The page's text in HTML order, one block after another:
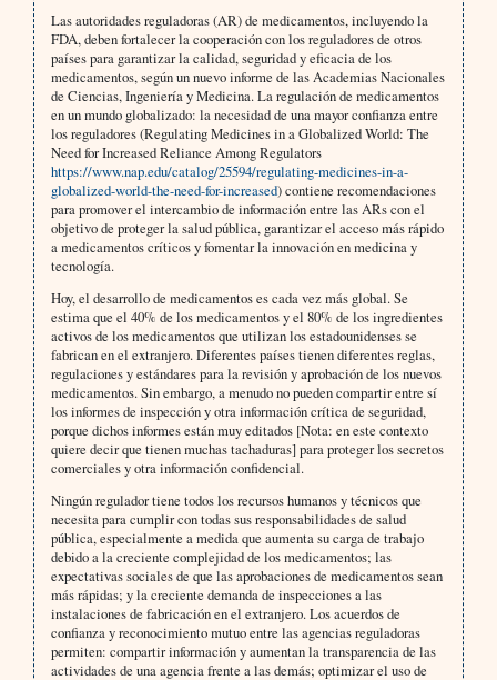
Las autoridades reguladoras (AR) de medicamentos, incluyendo la
FDA, deben fortalecer la cooperación con los reguladores de otros
países para garantizar la calidad, seguridad y eficacia de los
medicamentos, según un nuevo informe de las Academias Nacionales
de Ciencias, Ingeniería y Medicina. La regulación de medicamentos
en un mundo globalizado: la necesidad de una mayor confianza entre
los reguladores (Regulating Medicines in a Globalized World: The
Need for Increased Reliance Among Regulators
https://www.nap.edu/catalog/25594/regulating-medicines-in-a-
globalized-world-the-need-for-increased) contiene recomendaciones
para promover el intercambio de información entre las ARs con el
objetivo de proteger la salud pública, garantizar el acceso más rápido
a medicamentos críticos y fomentar la innovación en medicina y
tecnología.
Hoy, el desarrollo de medicamentos es cada vez más global. Se
estima que el 40% de los medicamentos y el 80% de los ingredientes
activos de los medicamentos que utilizan los estadounidenses se
fabrican en el extranjero. Diferentes países tienen diferentes reglas,
regulaciones y estándares para la revisión y aprobación de los nuevos
medicamentos. Sin embargo, a menudo no pueden compartir entre sí
los informes de inspección y otra información crítica de seguridad,
porque dichos informes están muy editados [Nota: en este contexto
quiere decir que tienen muchas tachaduras] para proteger los secretos
comerciales y otra información confidencial.
Ningún regulador tiene todos los recursos humanos y técnicos que
necesita para cumplir con todas sus responsabilidades de salud
pública, especialmente a medida que aumenta su carga de trabajo
debido a la creciente complejidad de los medicamentos; las
expectativas sociales de que las aprobaciones de medicamentos sean
más rápidas; y la creciente demanda de inspecciones a las
instalaciones de fabricación en el extranjero. Los acuerdos de
confianza y reconocimiento mutuo entre las agencias reguladoras
permiten: compartir información y aumentan la transparencia de las
actividades de una agencia frente a las demás; optimizar el uso de